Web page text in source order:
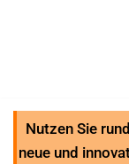
Nutzen Sie
neue und